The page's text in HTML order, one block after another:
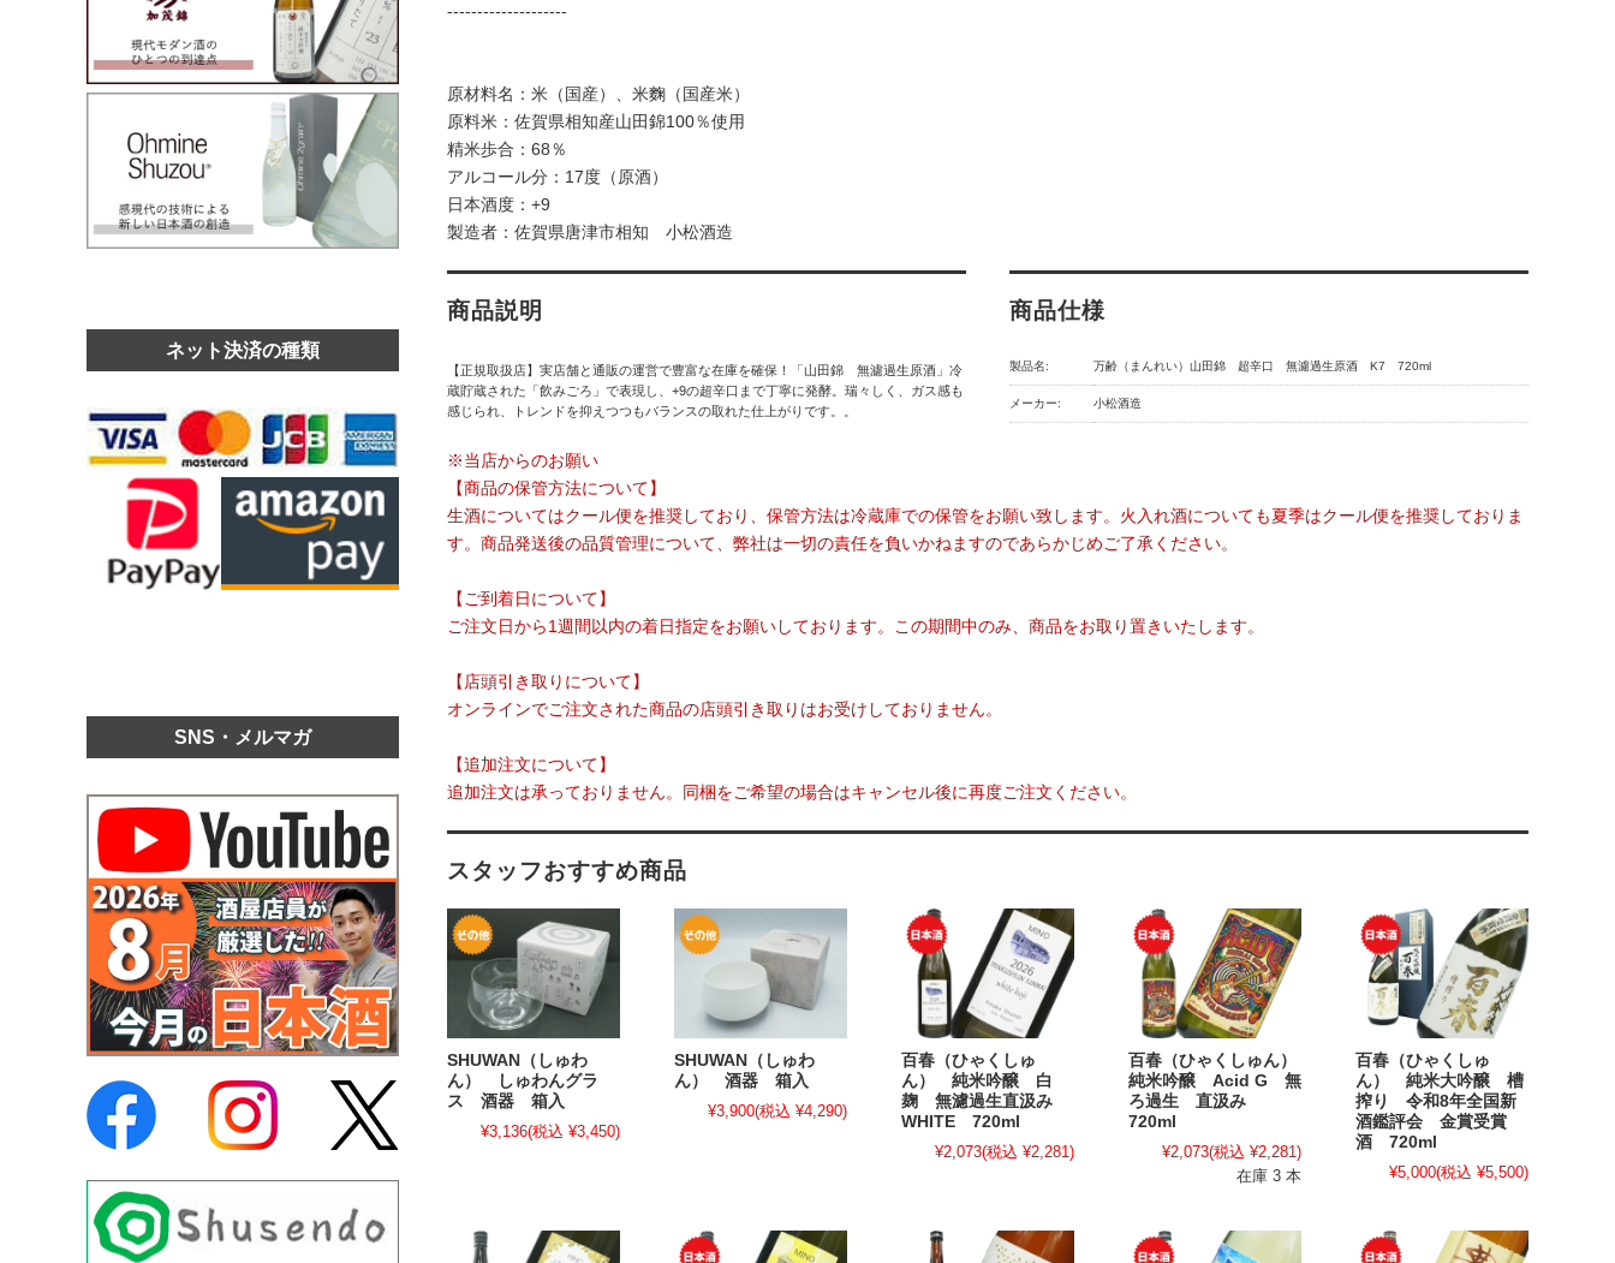
--------------------
原材料名：米（国産）、米麴（国産米）
原料米：佐賀県相知産山田錦100％使用
精米歩合：68％
アルコール分：17度（原酒）
日本酒度：+9
製造者：佐賀県唐津市相知 小松酒造
商品説明
【正規取扱店】実店舗と通販の運営で豊富な在庫を確保！「山田錦 無濾過生原酒」冷
蔵貯蔵された「飲みごろ」で表現し、+9の超辛口まで丁寧に発酵。瑞々しく、ガス感も
感じられ、トレンドを抑えつつもバランスの取れた仕上がりです。。
商品仕様
製品名: 万齢（まんれい）山田錦 超辛口 無濾過生原酒 K7 720ml
メーカー: 小松酒造
※当店からのお願い
【商品の保管方法について】
生酒についてはクール便を推奨しており、保管方法は冷蔵庫での保管をお願い致します。火入れ酒についても夏季はクール便を推奨しておりま
す。商品発送後の品質管理について、弊社は一切の責任を負いかねますのであらかじめご了承ください。
【ご到着日について】
ご注文日から1週間以内の着日指定をお願いしております。この期間中のみ、商品をお取り置きいたします。
【店頭引き取りについて】
オンラインでご注文された商品の店頭引き取りはお受けしておりません。
【追加注文について】
追加注文は承っておりません。同梱をご希望の場合はキャンセル後に再度ご注文ください。
スタッフおすすめ商品
SHUWAN（しゅわ
ん） しゅわんグラ
ス 酒器 箱入
¥3,136(税込 ¥3,450)
SHUWAN（しゅわ
ん） 酒器 箱入
¥3,900(税込 ¥4,290)
百春（ひゃくしゅ
ん） 純米吟醸 白
麹 無濾過生直汲み
WHITE 720ml
¥2,073(税込 ¥2,281)
百春（ひゃくしゅん）
純米吟醸 Acid G 無
ろ過生 直汲み
720ml
¥2,073(税込 ¥2,281)
在庫 3 本
百春（ひゃくしゅ
ん） 純米大吟醸 槽
搾り 令和8年全国新
酒鑑評会 金賞受賞
酒 720ml
¥5,000(税込 ¥5,500)
ネット決済の種類
SNS・メルマガ